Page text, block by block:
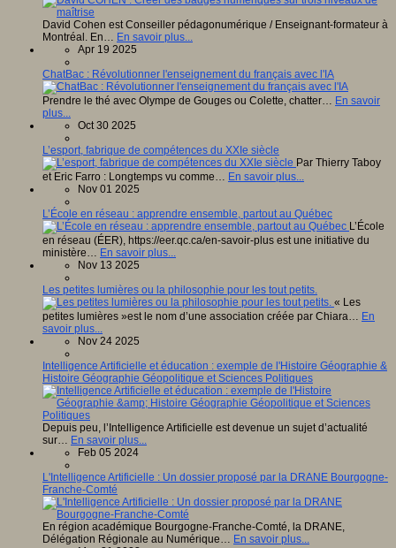
David Cohen est Conseiller pédagonumérique / Enseignant-formateur à
Montréal. En… En savoir plus...
Apr 19 2025
ChatBac : Révolutionner l'enseignement du français avec l'IA
Prendre le thé avec Olympe de Gouges ou Colette, chatter… En savoir
plus...
Oct 30 2025
L’esport, fabrique de compétences du XXIe siècle
Par Thierry Taboy
et Eric Farro : Longtemps vu comme… En savoir plus...
Nov 01 2025
L’École en réseau : apprendre ensemble, partout au Québec
L’École
en réseau (ÉER), https://eer.qc.ca/en-savoir-plus est une initiative du
ministère… En savoir plus...
Nov 13 2025
Les petites lumières ou la philosophie pour les tout petits.
« Les
petites lumières »est le nom d’une association créée par Chiara… En
savoir plus...
Nov 24 2025
Intelligence Artificielle et éducation : exemple de l'Histoire Géographie &
Histoire Géographie Géopolitique et Sciences Politiques
Depuis peu, l’Intelligence Artificielle est devenue un sujet d’actualité
sur… En savoir plus...
Feb 05 2024
L'Intelligence Artificielle : Un dossier proposé par la DRANE Bourgogne-
Franche-Comté
En région académique Bourgogne-Franche-Comté, la DRANE,
Délégation Régionale au Numérique… En savoir plus...